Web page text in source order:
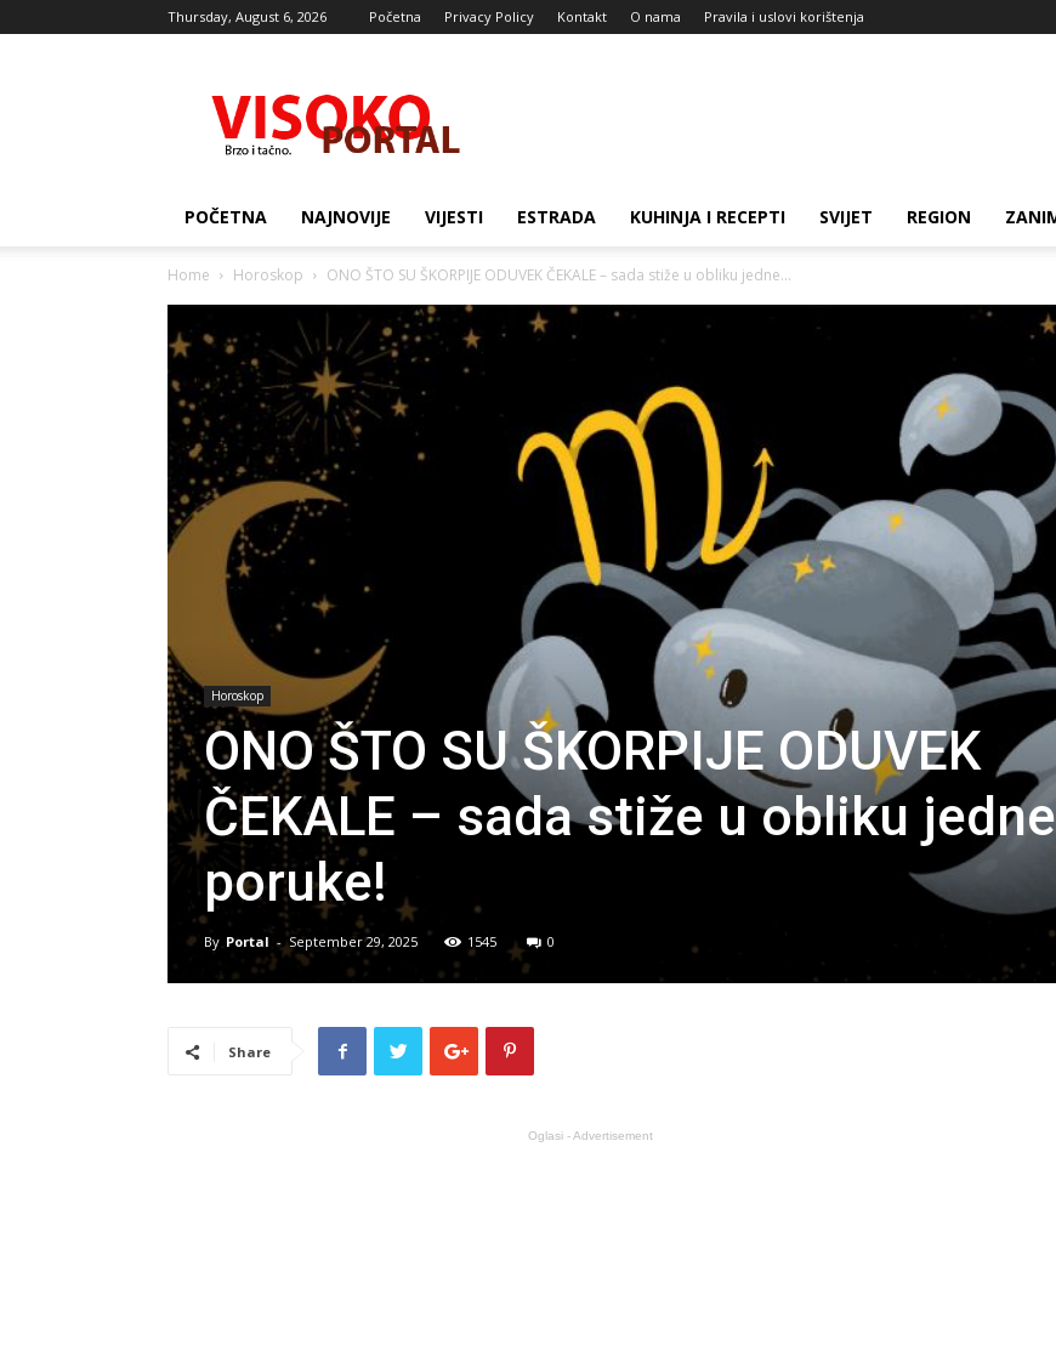
Thursday, August 6, 2026 Početna Privacy Policy Kontakt O nama Pravila i uslovi korištenja
portal
POČETNA NAJNOVIJE VIJESTI ESTRADA KUHINJA I RECEPTI SVIJET REGION
Home Horoskop ONO ŠTO SU ŠKORPIJE ODUVEK ČEKALE – sada stiže u obliku jedne...
Horoskop
ONO ŠTO SU ŠKORPIJE ODUVEK
ČEKALE – sada stiže u obliku jedne
poruke!
By Portal - September 29, 2025 1545 0
Share
Oglasi - Advertisement